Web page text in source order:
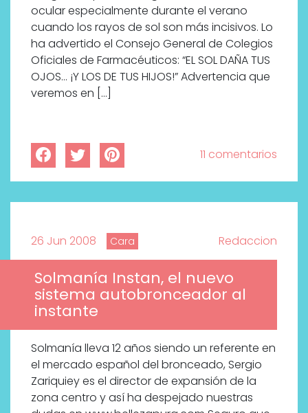
ocular especialmente durante el verano
cuando los rayos de sol son más incisivos. Lo
ha advertido el Consejo General de Colegios
Oficiales de Farmacéuticos: “EL SOL DAÑA TUS
OJOS… ¡Y LOS DE TUS HIJOS!” Advertencia que
veremos en […]
11 comentarios
26 Jun 2008 Cara Redaccion
Solmanía Instan, el nuevo
sistema autobronceador al
instante
Solmanía lleva 12 años siendo un referente en
el mercado español del bronceado, Sergio
Zariquiey es el director de expansión de la
zona centro y así ha despejado nuestras